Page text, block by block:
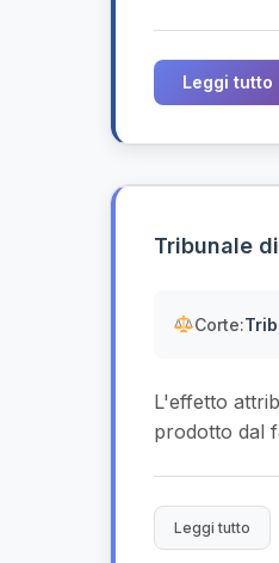
Leggi tutto
Tribunale
Corte:
L'effetto
prodotto dal
Leggi tutto